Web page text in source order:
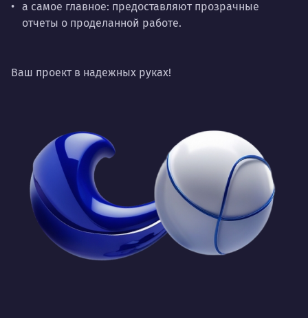
а самое главное: предоставляют прозрачные
отчеты о проделанной работе.
Ваш проект в надежных руках!